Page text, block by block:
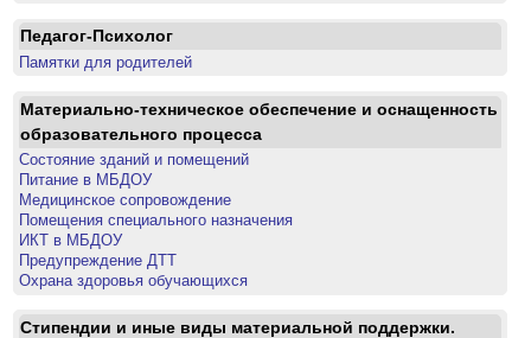
Педагог-Психолог
Памятки для родителей
Материально-техническое обеспечение и оснащенность
образовательного процесса
Состояние зданий и помещений
Питание в МБДОУ
Медицинское сопровождение
Помещения специального назначения
ИКТ в МБДОУ
Предупреждение ДТТ
Охрана здоровья обучающихся
Стипендии и иные виды материальной поддержки.